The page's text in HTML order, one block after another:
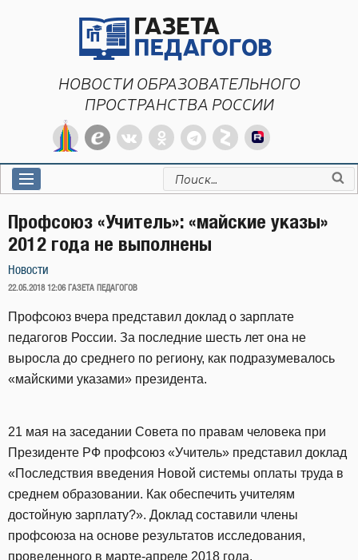
НОВОСТИ ОБРАЗОВАТЕЛЬНОГО
ПРОСТРАНСТВА РОССИИ
Искать:
Профсоюз «Учитель»: «майские указы»
2012 года не выполнены
Новости
ОПУБЛИКОВАНО
22.05.2018 12:06 ГАЗЕТА ПЕДАГОГОВ
Профсоюз вчера представил доклад о зарплате
педагогов России. За последние шесть лет она не
выросла до среднего по региону, как подразумевалось
«майскими указами» президента.
21 мая на заседании Совета по правам человека при
Президенте РФ профсоюз «Учитель» представил доклад
«Последствия введения Новой системы оплаты труда в
среднем образовании. Как обеспечить учителям
достойную зарплату?». Доклад составили члены
профсоюза на основе результатов исследования,
проведенного в марте-апреле 2018 года.